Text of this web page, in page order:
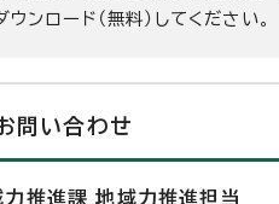
ウンロード（無料）してください。
問い合わせ
推進課 地域力推進担当